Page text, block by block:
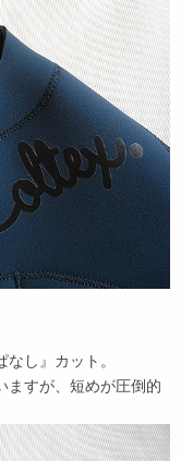
し』カット。
ますが、短めが圧倒的